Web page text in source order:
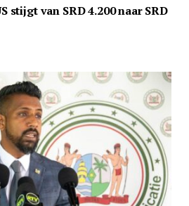
stijgt van SRD 4.200 naar SRD